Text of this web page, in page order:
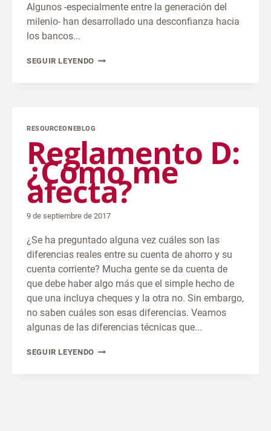
Algunos -especialmente entre la generación del
milenio- han desarrollado una desconfianza hacia
los bancos...
SEGUIR LEYENDO10
CUENTA
CORRIENTE
RESOURCEONEBLOG
Reglamento D:
¿Cómo me
afecta?
9 de septiembre de 2017
¿Se ha preguntado alguna vez cuáles son las
diferencias reales entre su cuenta de ahorro y su
cuenta corriente? Mucha gente se da cuenta de
que debe haber algo más que el simple hecho de
que una incluya cheques y la otra no. Sin embargo,
no saben cuáles son esas diferencias. Veamos
algunas de las diferencias técnicas que...
SEGUIR LEYENDOREGLAMENTO